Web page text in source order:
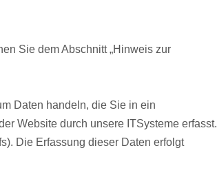
Sie dem Abschnitt „Hinweis zur
Daten handeln, die Sie in ein
Website durch unsere ITSysteme erfasst.
Die Erfassung dieser Daten erfolgt